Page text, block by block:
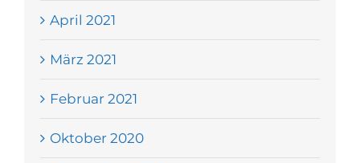
April 2021
März 2021
Februar 2021
Oktober 2020